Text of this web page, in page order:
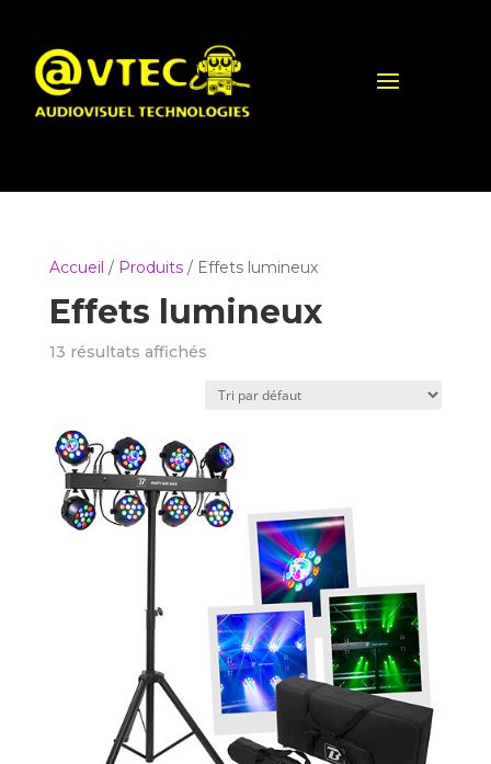
Accueil / Produits/ Effets lumineux
Effets lumineux
13 résultats affichés